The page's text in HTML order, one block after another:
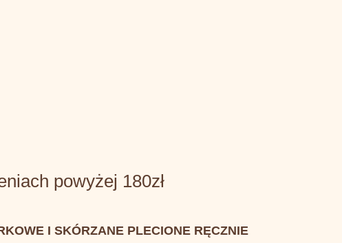
powyżej 180zł
I SKÓRZANE PLECIONE RĘCZNIE